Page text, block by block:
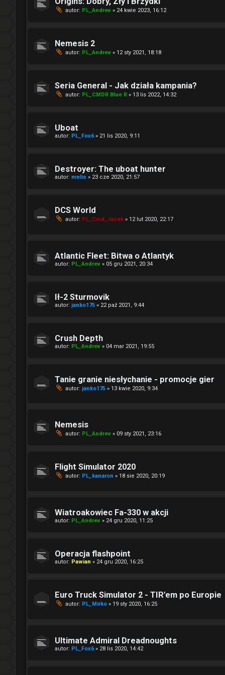
autor: PL_Andrev » 24 kwie 2023, 16:12
Nemesis 2
autor: PL_Andrev » 12 sty 2021, 18:18
Seria General - Jak działa kampania?
autor: PL_CMDR Blue R » 13 lis 2022, 14:32
Uboat
autor: PL_Fox6» 21 lis 2020, 9:11
Destroyer: The uboat hunter
autor: melis » 23 cze 2020, 21:57
DCS World
autor: PL_Cmd_Jacek » 12 lut 2020, 22:17
Atlantic Fleet: Bitwa o Atlantyk
autor: PL_Andrev » 05 gru 2021, 20:34
Ił-2 Sturmovik
autor: janko175 » 22 paź 2021, 9:44
Crush Depth
autor: PL_Andrev » 04 mar 2021, 19:55
Tanie granie niesłychanie - promocje gier
autor: janko175 » 13 kwie 2020, 9:34
Nemesis
autor: PL_Andrev » 09 sty 2021, 23:16
Flight Simulator 2020
autor: PL_kanaron » 18 sie 2020, 20:19
Wiatroakowiec Fa-330 w akcji
autor: PL_Andrev » 24 gru 2020, 11:25
Operacja flashpoint
autor: Pawian » 24 gru 2020, 16:25
Euro Truck Simulator 2 - TIR'em po Europie
autor: PL_Mirko » 19 sty 2020, 16:25
Ultimate Admiral Dreadnoughts
autor: PL_Fox6» 28 lis 2020, 14:42